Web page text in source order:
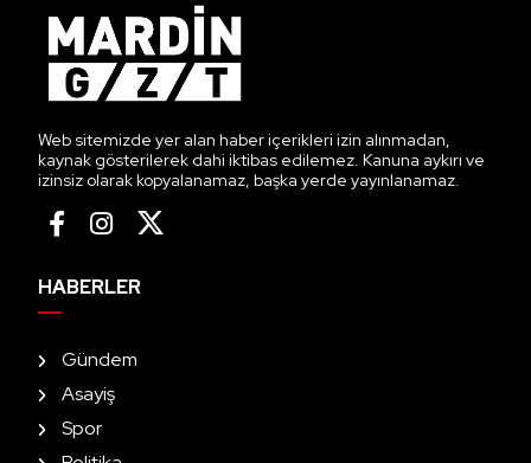
Web sitemizde yer alan haber içerikleri izin alınmadan,
kaynak gösterilerek dahi iktibas edilemez. Kanuna aykırı ve
izinsiz olarak kopyalanamaz, başka yerde yayınlanamaz.
HABERLER
Gündem
Asayiş
Spor